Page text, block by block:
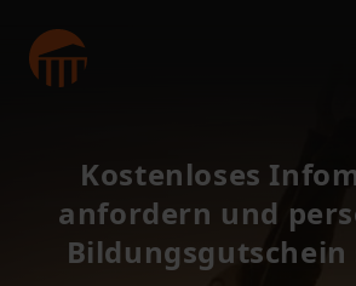
Kostenloses
anfordern und
Bildungsgutschein